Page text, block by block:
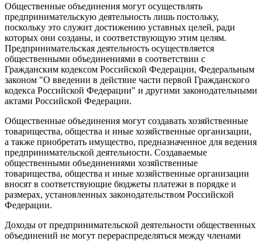
Общественные объединения могут осуществлять
предпринимательскую деятельность лишь постольку,
поскольку это служит достижению уставных целей, ради
которых они созданы, и соответствующую этим целям.
Предпринимательская деятельность осуществляется
общественными объединениями в соответствии с
Гражданским кодексом Российской Федерации, Федеральным
законом "О введении в действие части первой Гражданского
кодекса Российской Федерации" и другими законодательными
актами Российской Федерации.
Общественные объединения могут создавать хозяйственные
товарищества, общества и иные хозяйственные организации,
а также приобретать имущество, предназначенное для ведения
предпринимательской деятельности. Создаваемые
общественными объединениями хозяйственные
товарищества, общества и иные хозяйственные организации
вносят в соответствующие бюджеты платежи в порядке и
размерах, установленных законодательством Российской
Федерации.
Доходы от предпринимательской деятельности общественных
объединений не могут перераспределяться между членами